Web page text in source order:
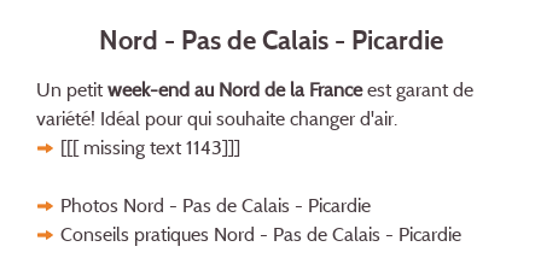
Nord - Pas de Calais - Picardie
Un petitweek-end au Nord de la Franceest garant de
variété! Idéal pour qui souhaite changer d'air.
[[[ missing text 1143]]]
Photos Nord - Pas de Calais - Picardie
Conseils pratiques Nord - Pas de Calais - Picardie